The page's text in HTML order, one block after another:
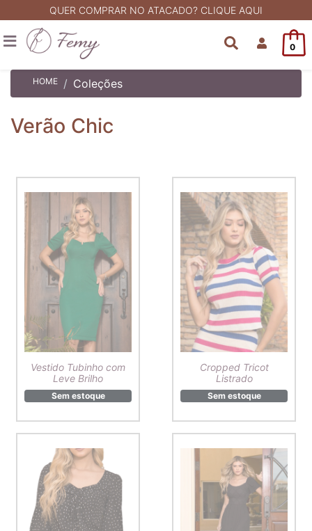
QUER COMPRAR NO ATACADO? CLIQUE AQUI
0
HOME Coleções
Verão Chic
Vestido Tubinho com
Leve Brilho
Sem estoque
Cropped Tricot
Listrado
Sem estoque